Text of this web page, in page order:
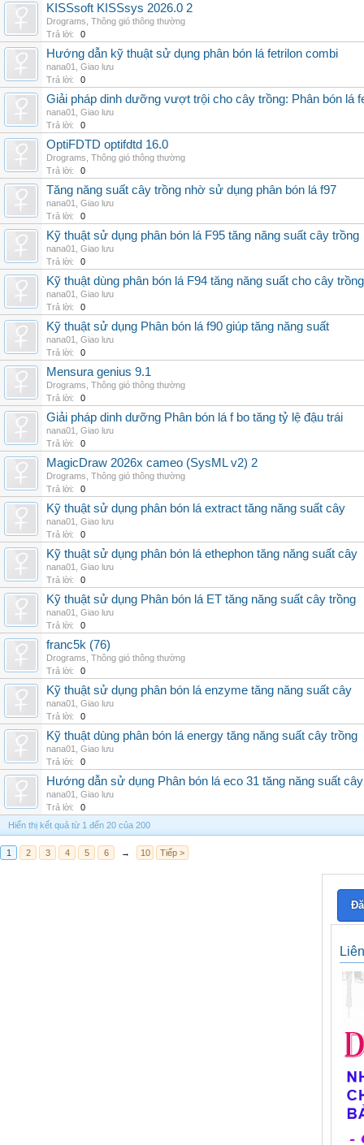
KISSsoft KISSsys 2026.0 2
Drograms Thông gió thông thường
Trả lời:
0
Hướng dẫn kỹ thuật sử dụng phân bón lá fetrilon combi
nana01
Giao lưu
Trả lời:
0
Giải pháp dinh dưỡng vượt trội cho cây trồng: Phân bón lá
nana01
Giao lưu
Trả lời:
0
OptiFDTD optifdtd 16.0
Drograms Thông gió thông thường
Trả lời:
0
Tăng năng suất cây trồng nhờ sử dụng phân bón lá f97
nana01
Giao lưu
Trả lời:
0
Kỹ thuật sử dụng phân bón lá F95 tăng năng suất cây trồng
nana01
Giao lưu
Trả lời:
0
Kỹ thuật dùng phân bón lá F94 tăng năng suất cho cây trồng
nana01
Giao lưu
Trả lời:
0
Kỹ thuật sử dụng Phân bón lá f90 giúp tăng năng suất
nana01
Giao lưu
Trả lời:
0
Mensura genius 9.1
Drograms Thông gió thông thường
Trả lời:
0
Giải pháp dinh dưỡng Phân bón lá f bo tăng tỷ lệ đậu trái
nana01
Giao lưu
Trả lời:
0
MagicDraw 2026x cameo (SysML v2) 2
Drograms Thông gió thông thường
Trả lời:
0
Kỹ thuật sử dụng phân bón lá extract tăng năng suất cây
nana01
Giao lưu
Trả lời:
0
Kỹ thuật sử dụng phân bón lá ethephon tăng năng suất cây
nana01
Giao lưu
Trả lời:
0
Kỹ thuật sử dụng Phân bón lá ET tăng năng suất cây trồng
nana01
Giao lưu
Trả lời:
0
franc5k (76)
Drograms Thông gió thông thường
Trả lời:
0
Kỹ thuật sử dụng phân bón lá enzyme tăng năng suất cây
nana01
Giao lưu
Trả lời:
0
Kỹ thuật dùng phân bón lá energy tăng năng suất cây trồng
nana01
Giao lưu
Trả lời:
0
Hướng dẫn sử dụng Phân bón lá eco 31 tăng năng suất cây
nana01
Giao lưu
Trả lời:
0
Hiển thị kết quả từ 1 đến 20 của 200
1 2 3 4 5 6 → 10 Tiếp >